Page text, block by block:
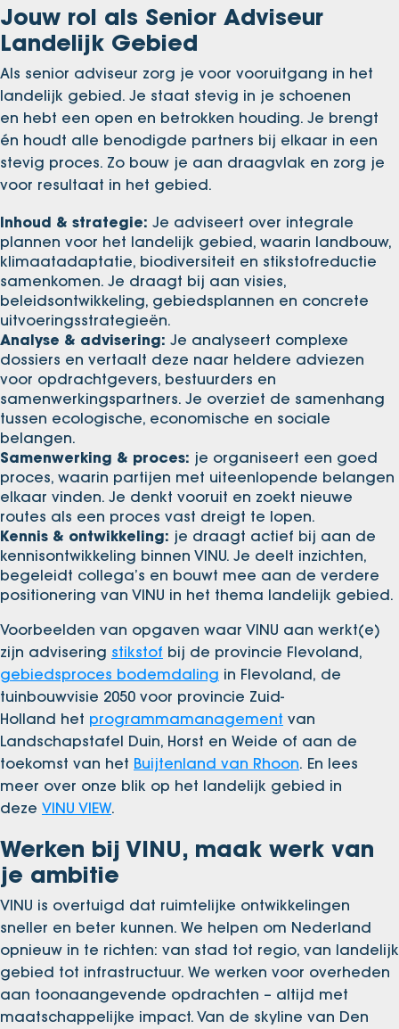
Jouw rol als Senior Adviseur
Landelijk Gebied
Als senior adviseur zorg je voor vooruitgang in het
landelijk gebied. Je staat stevig in je schoenen
en hebt een open en betrokken houding. Je brengt
én houdt alle benodigde partners bij elkaar in een
stevig proces. Zo bouw je aan draagvlak en zorg je
voor resultaat in het gebied.
Inhoud & strategie: Je adviseert over integrale
plannen voor het landelijk gebied, waarin landbouw,
klimaatadaptatie, biodiversiteit en stikstofreductie
samenkomen. Je draagt bij aan visies,
beleidsontwikkeling, gebiedsplannen en concrete
uitvoeringsstrategieën.
Analyse & advisering: Je analyseert complexe
dossiers en vertaalt deze naar heldere adviezen
voor opdrachtgevers, bestuurders en
samenwerkingspartners. Je overziet de samenhang
tussen ecologische, economische en sociale
belangen.
Samenwerking & proces: je organiseert een goed
proces, waarin partijen met uiteenlopende belangen
elkaar vinden. Je denkt vooruit en zoekt nieuwe
routes als een proces vast dreigt te lopen.
Kennis & ontwikkeling: je draagt actief bij aan de
kennisontwikkeling binnen VINU. Je deelt inzichten,
begeleidt collega’s en bouwt mee aan de verdere
positionering van VINU in het thema landelijk gebied.
Voorbeelden van opgaven waar VINU aan werkt(e)
zijn advisering stikstof bij de provincie Flevoland,
gebiedsproces bodemdaling in Flevoland, de
tuinbouwvisie 2050 voor provincie Zuid-
Holland het programmamanagement van
Landschapstafel Duin, Horst en Weide of aan de
toekomst van het Buijtenland van Rhoon. En lees
meer over onze blik op het landelijk gebied in
deze VINU VIEW.
Werken bij VINU, maak werk van
je ambitie
VINU is overtuigd dat ruimtelijke ontwikkelingen
sneller en beter kunnen. We helpen om Nederland
opnieuw in te richten: van stad tot regio, van landelijk
gebied tot infrastructuur. We werken voor overheden
aan toonaangevende opdrachten – altijd met
maatschappelijke impact. Van de skyline van Den